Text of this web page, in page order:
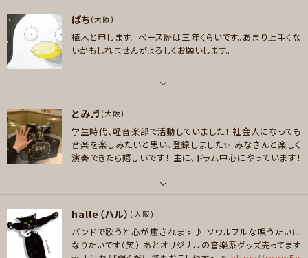
好きなジャンル
ポップス , ロック , ファンク/ブルース , ジャズ/フュージョン , ソウル/R＆B ,
ハウス/テクノ
プレイヤー参加予定
ボーカル
好きなアーティスト
椎名林檎 , 東京事変 , 女王蜂 , 宇多田ヒカル , スガシカオ , X JAPAN , LU
ロック , ハードロック/ヘヴィメタル , ファンク/ブルース , スラッシュメタル/
デスメタル
プレイヤー参加予定
ばち (大阪)
植木と申します。 ベース歴は三年くらいです。あまり上手くな
いかもしれませんがよろしくお願いします。
ベース
好きなアーティスト
Radwimps Bump of chicken Trix Unchain 水樹奈々 Rize マキシマム
ロック , ファンク/ブルース , ジャズ/フュージョン
プレイヤー参加予定
とみ♬ (大阪)
学生時代、軽音楽部で活動していました！ 社会人になっても
音楽を楽しみたいと思い、登録しました✨ みなさんと楽しく
演奏できたら嬉しいです！ 主に、ドラム中心にやっています！
ギター , ドラム , ピアノ/キーボード
好きなアーティスト
9mm Parabellum Bullet XJAPAN Nothing’s Carved In Stone Czech
halle（ハル） (大阪)
バンドで歌うと心が癒されます♪ ソウルフルな唄うたいに
なりたいです（笑） あとオリジナルの音楽系グッズ売ってます